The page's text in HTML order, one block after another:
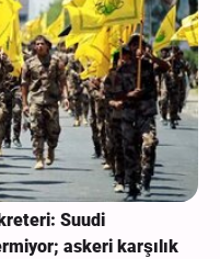
Suudi
askeri karşılık